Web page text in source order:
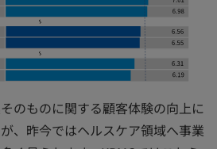
のものに関する顧客体験の向上に
、昨今ではヘルスケア領域へ事業